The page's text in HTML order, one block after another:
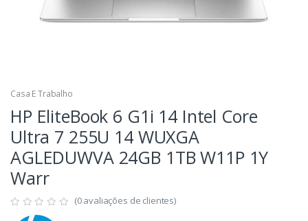
Casa E Trabalho
HP EliteBook 6 G1i 14 Intel Core
Ultra 7 255U 14 WUXGA
AGLEDUWVA 24GB 1TB W11P 1Y
Warr
(0 avaliações de clientes)